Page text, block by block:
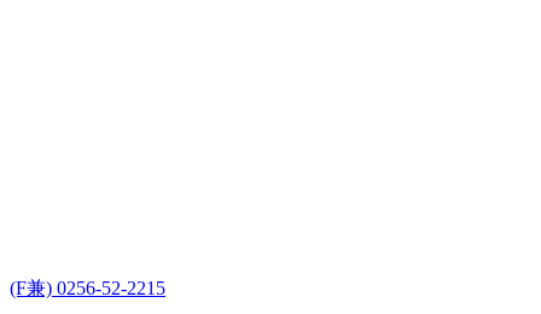
(F兼) 0256-52-2215